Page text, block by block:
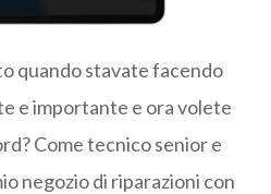
quando stavate facendo
e importante e ora volete
Come tecnico senior e
negozio di riparazioni con